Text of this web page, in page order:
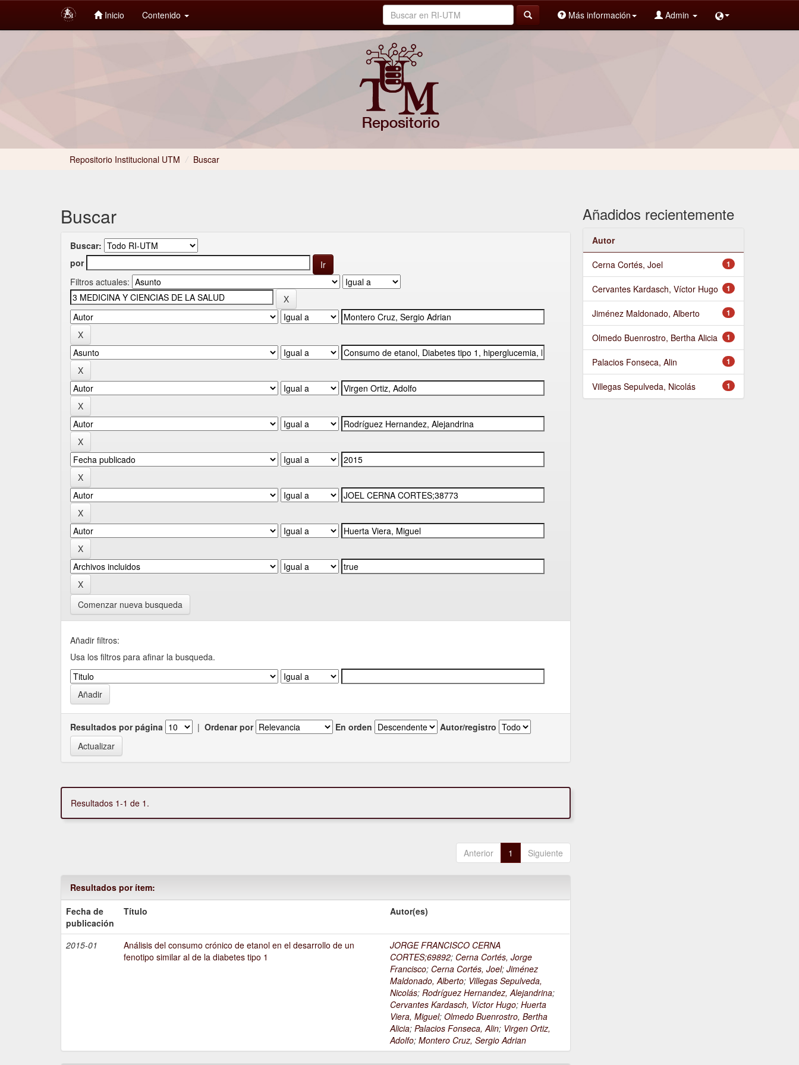
Inicio Contenido Más información Admin
Repositorio Institucional UTM / Buscar
Buscar
Buscar:
por
Filtros actuales:
Comenzar nueva busqueda
Añadir filtros:
Usa los filtros para afinar la busqueda.
Resultados por página | Ordenar por En orden Autor/registro
Resultados 1-1 de 1.
Anterior 1 Siguiente
Resultados por ítem:
Fecha de
publicación
Título Autor(es)
2015-01
Análisis del consumo crónico de etanol en el desarrollo de un
fenotipo similar al de la diabetes tipo 1
JORGE FRANCISCO CERNA
CORTES;69892; Cerna Cortés, Jorge
Francisco; Cerna Cortés, Joel;Jiménez
Maldonado, Alberto; Villegas Sepulveda,
Nicolás;Rodríguez Hernandez, Alejandrina;
Cervantes Kardasch, Víctor Hugo;Huerta
Viera, Miguel;Olmedo Buenrostro, Bertha
Alicia;Palacios Fonseca, Alin; Virgen Ortiz,
Adolfo;Montero Cruz, Sergio Adrian
Añadidos recientemente
Autor
1
Cerna Cortés, Joel
1
Cervantes Kardasch, Víctor Hugo
1
Jiménez Maldonado, Alberto
1
Olmedo Buenrostro, Bertha Alicia
1
Palacios Fonseca, Alin
1
Villegas Sepulveda, Nicolás